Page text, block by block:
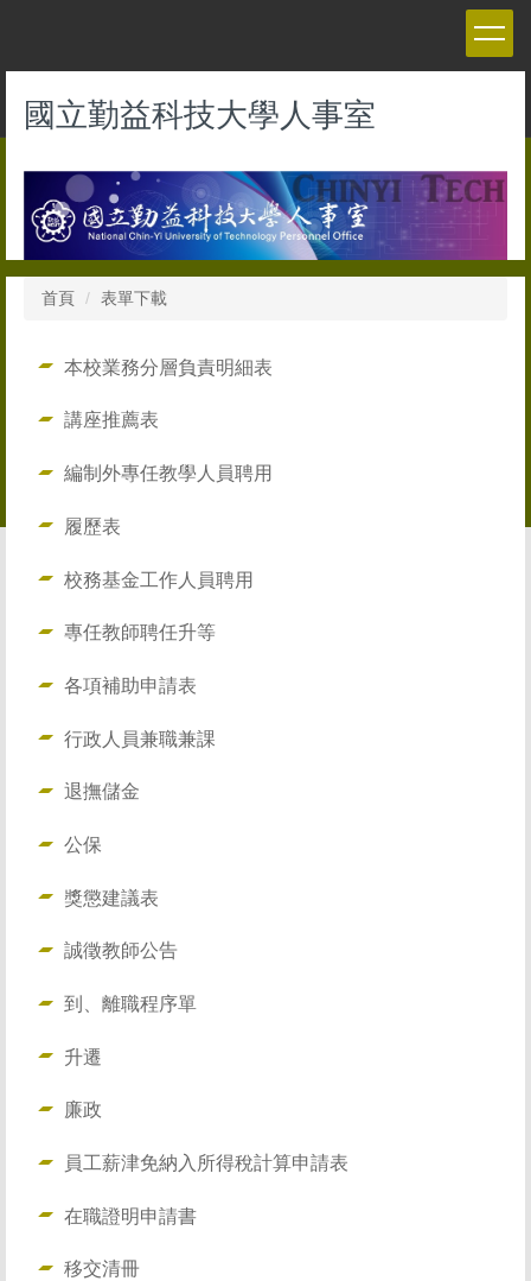
國立勤益科技大學人事室
首頁 表單下載
本校業務分層負責明細表
講座推薦表
編制外專任教學人員聘用
履歷表
校務基金工作人員聘用
專任教師聘任升等
各項補助申請表
行政人員兼職兼課
退撫儲金
公保
獎懲建議表
誠徵教師公告
到、離職程序單
升遷
廉政
員工薪津免納入所得稅計算申請表
在職證明申請書
移交清冊